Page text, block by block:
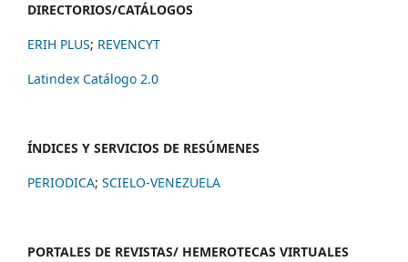
DIRECTORIOS/CATÁLOGOS
ERIH PLUS; REVENCYT
Latindex Catálogo 2.0
ÍNDICES Y SERVICIOS DE RESÚMENES
PERIODICA; SCIELO-VENEZUELA
PORTALES DE REVISTAS/ HEMEROTECAS VIRTUALES